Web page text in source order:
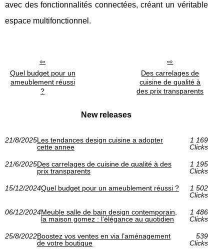
avec des fonctionnalités connectées, créant un véritable
espace multifonctionnel.
Quel budget pour un
ameublement réussi
?
Des carrelages de
cuisine de qualité à
des prix transparents
New releases
21/8/2025Les tendances design cuisine a adopter
cette annee
1 169
Clicks
21/6/2025Des carrelages de cuisine de qualité à des
prix transparents
1 195
Clicks
15/12/2024Quel budget pour un ameublement réussi ?
1 502
Clicks
06/12/2024Meuble salle de bain design contemporain,
la maison gomez : l'élégance au quotidien
1 486
Clicks
25/8/2022Boostez vos ventes en via l’aménagement
de votre boutique
539
Clicks